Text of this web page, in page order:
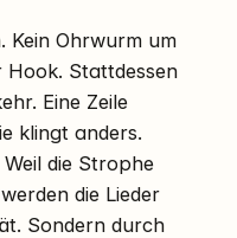
Kein Ohrwurm um
Hook. Stattdessen
Eine Zeile
klingt anders.
die Strophe
die Lieder
Sondern durch